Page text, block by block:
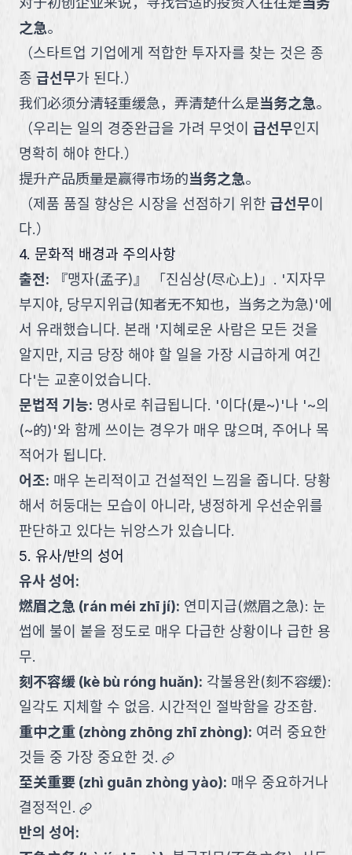
之急。
（스타트업 기업에게 적합한 투자자를 찾는 것은 종
종 급선무가 된다.）
我们必须分清轻重缓急，弄清楚什么是当务之急。
（우리는 일의 경중완급을 가려 무엇이 급선무인지
명확히 해야 한다.）
提升产品质量是赢得市场的当务之急。
（제품 품질 향상은 시장을 선점하기 위한 급선무이
다.）
4. 문화적 배경과 주의사항
출전:
『맹자(孟子)』 「진심상(尽心上)」. '지자무
부지야, 당무지위급(知者无不知也，当务之为急)'에
서 유래했습니다. 본래 '지혜로운 사람은 모든 것을
알지만, 지금 당장 해야 할 일을 가장 시급하게 여긴
다'는 교훈이었습니다.
문법적 기능: 명사로 취급됩니다. '이다(是~)'나 '~의
(~的)'와 함께 쓰이는 경우가 매우 많으며, 주어나 목
적어가 됩니다.
어조: 매우 논리적이고 건설적인 느낌을 줍니다. 당황
해서 허둥대는 모습이 아니라, 냉정하게 우선순위를
판단하고 있다는 뉘앙스가 있습니다.
5. 유사/반의 성어
유사 성어:
燃眉之急 (rán méi zhī jí): 연미지급(燃眉之急): 눈
썹에 불이 붙을 정도로 매우 다급한 상황이나 급한 용
무.
刻不容缓 (kè bù róng huǎn): 각불용완(刻不容缓):
일각도 지체할 수 없음. 시간적인 절박함을 강조함.
重中之重 (zhòng zhōng zhī zhòng): 여러 중요한
것들 중 가장 중요한 것.
link
至关重要 (zhì guān zhòng yào): 매우 중요하거나
결정적인.
link
반의 성어: